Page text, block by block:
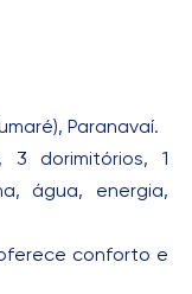
Paranavaí.
3 dorimitórios, 1
água, energia,
conforto e